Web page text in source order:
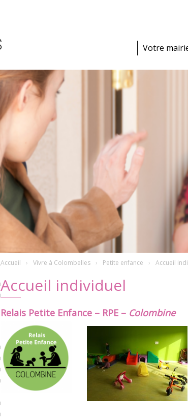
Votre
Accueil Vivre à Colombelles Petite enfance Accueil
Accueil individuel
Relais Petite Enfance – RPE – Colombine